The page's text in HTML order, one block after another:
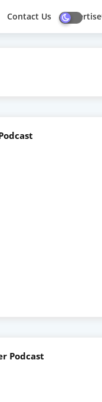
Contact Us Advertise
Podcast